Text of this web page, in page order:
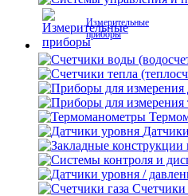
Измерительные
приборы
Счетчики